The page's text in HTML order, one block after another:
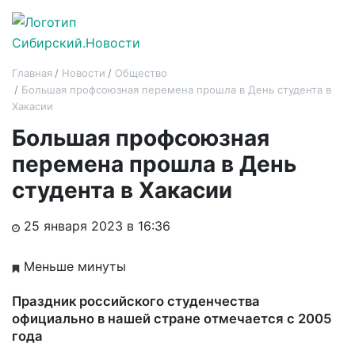
Главная Новости
Общество
Большая профсоюзная перемена прошла в День студента в
Хакасии
Большая профсоюзная
перемена прошла в День
студента в Хакасии
25 января 2023 в 16:36
Меньше минуты
Праздник российского студенчества
официально в нашей стране отмечается с 2005
года